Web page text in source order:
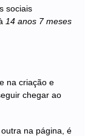
sociais
14 anos 7 meses
na criação e
chegar ao
na página, é